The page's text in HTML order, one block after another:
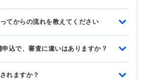
てからの流れを教えてください
込で、審査に違いはありますか？
れますか？